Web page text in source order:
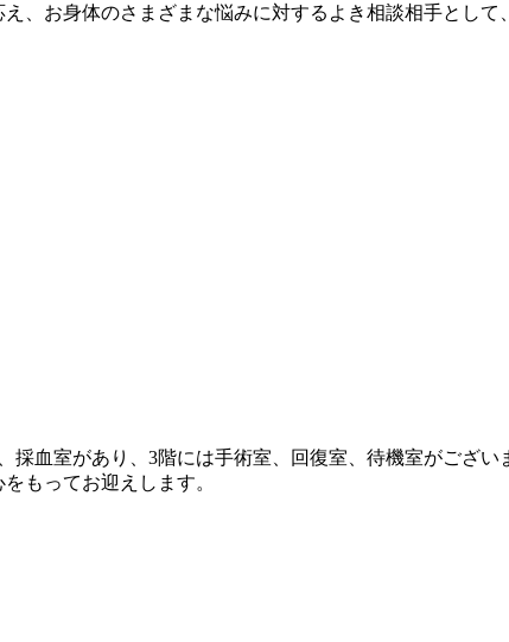
、お身体のさまざまな悩みに対するよき相談相手とし
血室があり、3階には手術室、回復室、待機室がござい
もってお迎えします。